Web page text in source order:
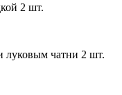
2 шт.
луковым чатни 2 шт.